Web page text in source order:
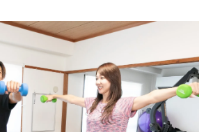
心者にも安心なパーソナルジムの魅
ルジムが提供する食事管理の特徴
導が叶えるパーソナルジムの強み